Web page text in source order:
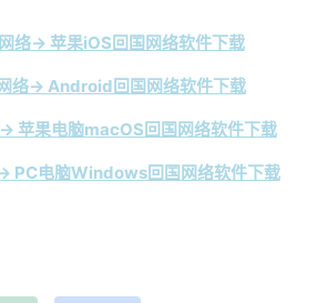
络→ 苹果iOS回国网络软件下载
络→ Android回国网络软件下载
苹果电脑macOS回国网络软件下载
PC电脑Windows回国网络软件下载